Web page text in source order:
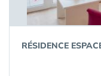
RÉSIDENCE